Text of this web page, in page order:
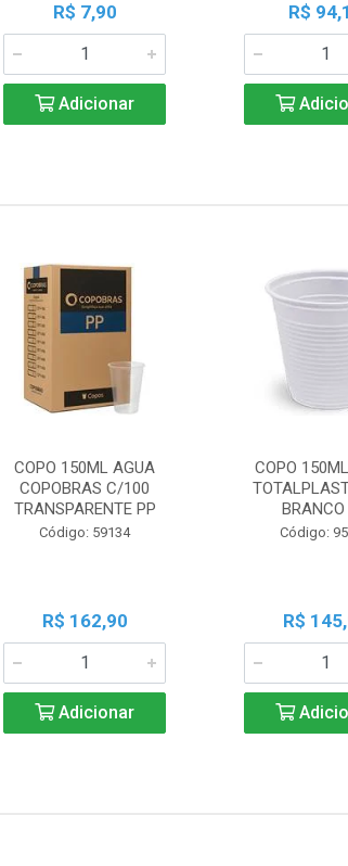
R$ 7,90
Adicionar
R$
COPO 150ML AGUA
COPOBRAS C/100
TRANSPARENTE PP
Código: 59134
R$ 162,90
Adicionar
COPO
BRANCO
Código:
R$